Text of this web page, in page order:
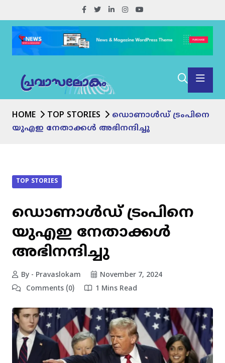
HOME TOP STORIES
ഡൊണാൾഡ് ട്രംപിനെ
യുഎഇ നേതാക്കൾ അഭിനന്ദിച്ചു
TOP STORIES
ഡൊണാൾഡ് ട്രംപിനെ
യുഎഇ നേതാക്കൾ
അഭിനന്ദിച്ചു
By - Pravaslokam
November 7, 2024
Comments (0)
1 Mins Read